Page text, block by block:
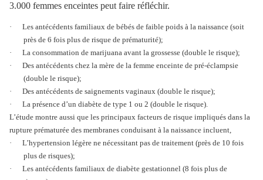
3.000 femmes enceintes peut faire réfléchir.
·
Les antécédents familiaux de bébés de faible poids à la naissance (soit
près de 6 fois plus de risque de prématurité);
·
La consommation de marijuana avant la grossesse (double le risque);
·
Des antécédents chez la mère de la femme enceinte de pré-éclampsie
(double le risque);
·
Des antécédents de saignements vaginaux (double le risque);
·
La présence d’un diabète de type 1 ou 2 (double le risque).
L’étude montre aussi que les principaux facteurs de risque impliqués dans la
rupture prématurée des membranes conduisant à la naissance incluent,
·
L’hypertension légère ne nécessitant pas de traitement (près de 10 fois
plus de risques);
·
Les antécédents familiaux de diabète gestationnel (8 fois plus de